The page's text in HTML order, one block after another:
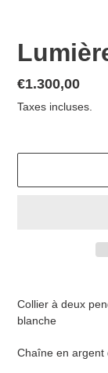
Prix
normal
€1.300,00
Taxes incluses.
votre
Collier à deux
blanche
Chaîne en argent